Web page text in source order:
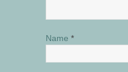
Name *